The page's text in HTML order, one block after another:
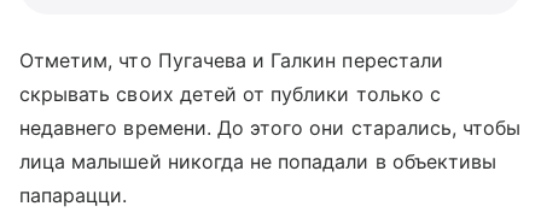
Отметим, что Пугачева и Галкин перестали
скрывать своих детей от публики только с
недавнего времени. До этого они старались, чтобы
лица малышей никогда не попадали в объективы
папарацци.